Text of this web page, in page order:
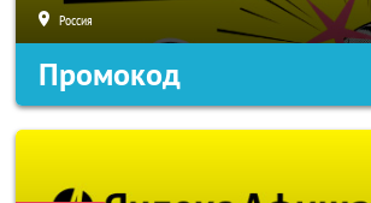
Россия
Промокод